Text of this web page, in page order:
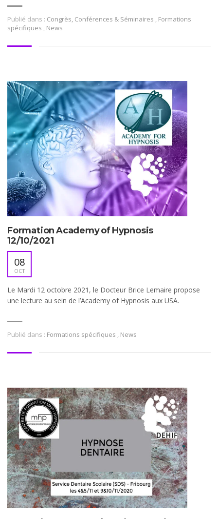
Publié dans : Congrès, Conférences & Séminaires , Formations
spécifiques , News
Formation Academy of Hypnosis
12/10/2021
08
OCT
Le Mardi 12 octobre 2021, le Docteur Brice Lemaire propose
une lecture au sein de l’Academy of Hypnosis aux USA.
Publié dans : Formations spécifiques , News